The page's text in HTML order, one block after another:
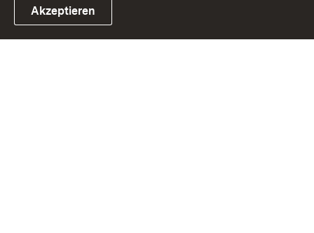
Link zum Landesportal
Akzeptieren